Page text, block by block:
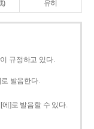
) 유히
규정하고 있다.
발음한다.
에]로 발음할 수 있다.